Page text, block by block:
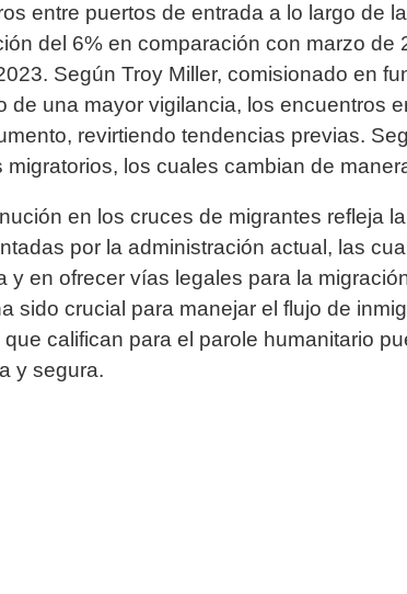
entre puertos de entrada a lo largo de
del 6% en comparación con marzo de
Según Troy Miller, comisionado en
de una mayor vigilancia, los encuentros
revirtiendo tendencias previas.
migratorios, los cuales cambian de
en los cruces de migrantes refleja
por la administración actual, las
y en ofrecer vías legales para la
sido crucial para manejar el flujo de
califican para el parole humanitario
y segura.